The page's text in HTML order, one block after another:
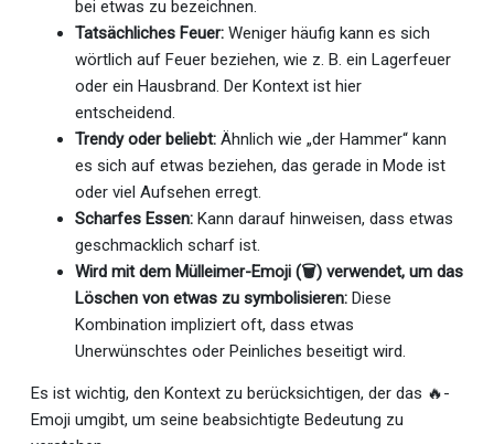
bei etwas zu bezeichnen.
Tatsächliches Feuer: Weniger häufig kann es sich
wörtlich auf Feuer beziehen, wie z. B. ein Lagerfeuer
oder ein Hausbrand. Der Kontext ist hier
entscheidend.
Trendy oder beliebt: Ähnlich wie „der Hammer“ kann
es sich auf etwas beziehen, das gerade in Mode ist
oder viel Aufsehen erregt.
Scharfes Essen: Kann darauf hinweisen, dass etwas
geschmacklich scharf ist.
Wird mit dem Mülleimer-Emoji (🗑️) verwendet, um das
Löschen von etwas zu symbolisieren: Diese
Kombination impliziert oft, dass etwas
Unerwünschtes oder Peinliches beseitigt wird.
Es ist wichtig, den Kontext zu berücksichtigen, der das 🔥-
Emoji umgibt, um seine beabsichtigte Bedeutung zu